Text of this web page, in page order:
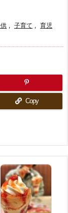
, 子育て , 育児
Copy